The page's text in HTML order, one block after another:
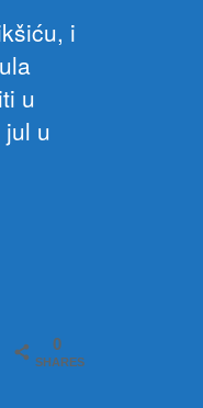
i
u
u
0
SHARES